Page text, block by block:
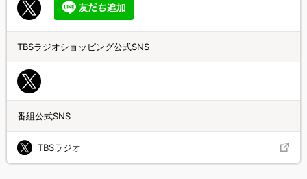
TBSラジオショッピング公式SNS
番組公式SNS
TBSラジオ